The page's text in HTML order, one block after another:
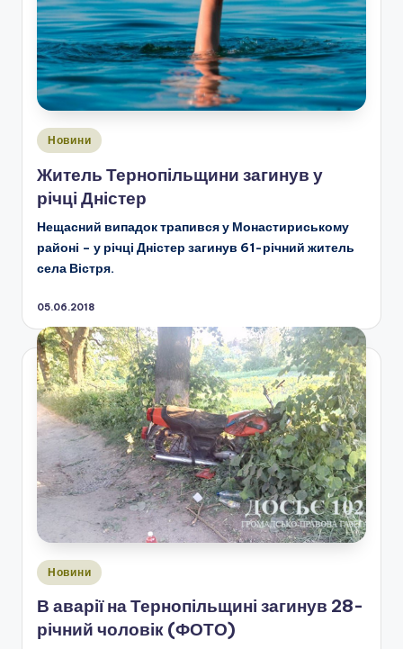
Опубліковано
Новини
Житель Тернопільщини загинув у
річці Дністер
Нещасний випадок трапився у Монастириському
районі – у річці Дністер загинув 61-річний житель
села Вістря.
05.06.2018
Опубліковано
Новини
В аварії на Тернопільщині загинув 28-
річний чоловік (ФОТО)